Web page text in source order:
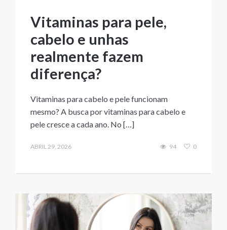
Vitaminas para pele,
cabelo e unhas
realmente fazem
diferença?
Vitaminas para cabelo e pele funcionam
mesmo? A busca por vitaminas para cabelo e
pele cresce a cada ano. No […]
ABRIL 29, 2026 94 0